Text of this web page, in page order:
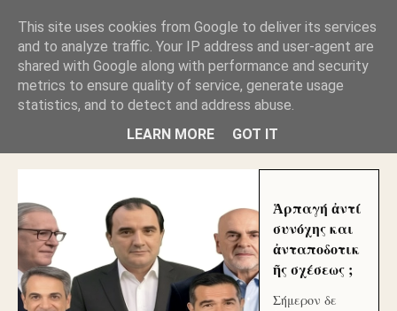
ΑΥΤΟΧΘΟΝΕΣ ΜΟΥ ΕΚΛΕΙΣΑΝ ΤΑ ΣΟΣΙΑΛ ΚΑΙ
ΦΙΜΩΣΑΝ ΤΟ SITE. ΟΙ ΧΙΛΙΑΔΕΣ ΜΙΚΡΟΕΠΕΝΔΥΤΕΣ
ΕΠΕΝΔΥΣΑΤΕ ΓΙΑ ΛΕΗΛΑΣΙΑ ΚΑΙ ΕΓΚΛΗΜΑ ?
ΓΛΥΦΑΔΑ WEB |ΟΙ ΜΕΓΑΛΟΙ ΚΛΕΠΤΑΙ ΑΠΟ ΤΟ
ΜΙΚΡΟΝ ΑΠΑΓΟΥΣΙ
Ἁρπαγή ἀντί
συνόχης και
ἀνταποδοτικ
ῆς σχέσεως ;
Σήμερον δε
This site uses cookies from Google to deliver its services
and to analyze traffic. Your IP address and user-agent are
shared with Google along with performance and security
metrics to ensure quality of service, generate usage
statistics, and to detect and address abuse.
LEARN MORE
GOT IT